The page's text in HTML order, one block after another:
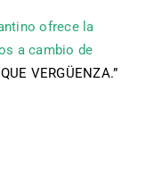
ofrece la
a cambio de
QUE VERGÜENZA.”